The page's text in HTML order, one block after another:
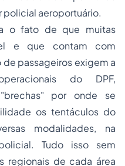
policial aeroportuário.
o fato de que muitas
e que contam com
passageiros exigem a
do DPF,
por onde se
os tentáculos do
modalidades, na
Tudo isso sem
regionais de cada área